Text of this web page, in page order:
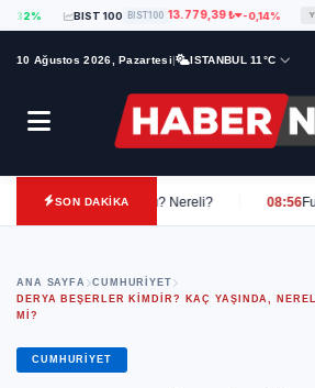
BIST 100 BIST100 13.779,39 ₺ -0,14%
10 Ağustos 2026, Pazartesi| ISTANBUL 11°C
SON DAKİKA
Var Mı? Nereli? 08:56 Funda
ANA SAYFA
CUMHURIYET
DERYA BEŞERLER KIMDIR? KAÇ YAŞINDA,
MI?
CUMHURIYET